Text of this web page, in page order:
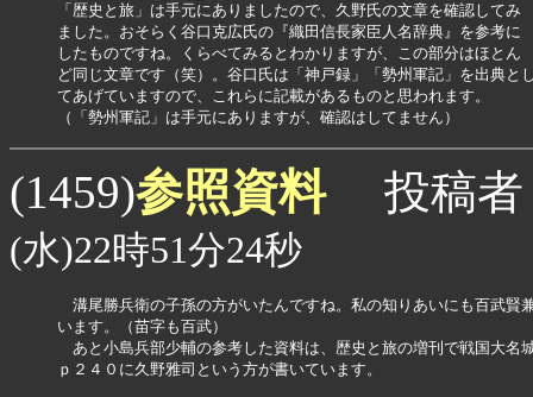
「歴史と旅」は手元にありましたので、久野氏の文章を確認してみ
ました。おそらく谷口克広氏の『織田信長家臣人名辞典』を参考に
したものですね。くらべてみるとわかりますが、この部分はほとん
ど同じ文章です（笑）。谷口氏は「神戸録」「勢州軍記」を出典と
てあげていますので、これらに記載があるものと思われます。
（「勢州軍記」は手元にありますが、確認はしてません）
(1459)参照資料 投稿者
(水)22時51分24秒
溝尾勝兵衛の子孫の方がいたんですね。私の知りあいにも百武賢
います。（苗字も百武）
あと小島兵部少輔の参考した資料は、歴史と旅の増刊で戦国大名
ｐ２４０に久野雅司という方が書いています。